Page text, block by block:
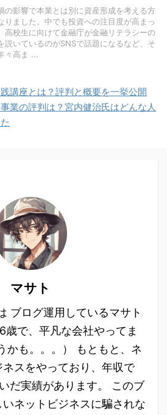
の影響で本業とは別に資産形成を考える方
りました。中でも投資への注目度が高まっ
高校生に向けて金融庁が金融リテラシーの
説いているのがSNSで話題になるなど、そ
々高ま ...
講座とは？評判と概要を一挙公開
業の評判は？宮内健治氏はどんな人
マサト
ブログ運用しているマサト
歳で、平凡な会社やってま
かも。。。） もともと、ネ
ネスをやっており、年収で
だ実績があります。 このブ
ネットビジネスに騙されな